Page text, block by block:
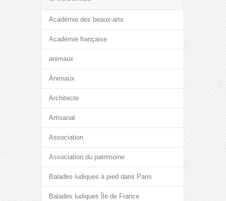
Académie des beaux-arts
Académie française
animaux
Animaux
Architecte
Artisanat
Association
Association du patrimoine
Balades ludiques à pied dans Paris
Balades ludiques Île de France